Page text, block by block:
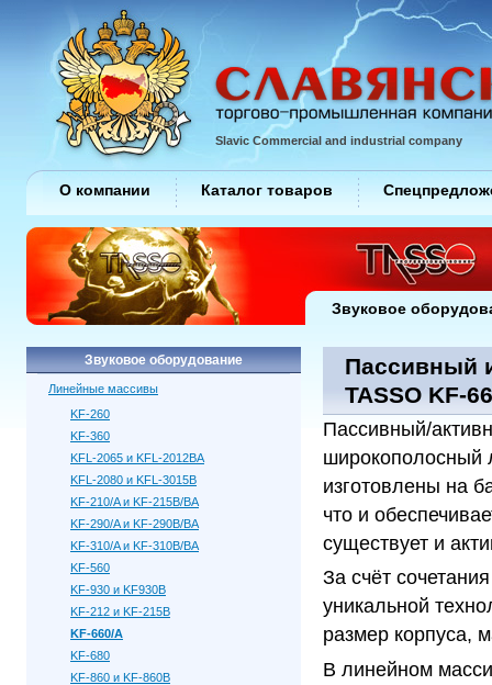
Пассивный
TASSO KF-
Пассивный/
широкополосный
изготовлены на
что и
существует и
За счёт
уникальной
размер корпуса,
В линейном
Звуковое оборудование
Линейные массивы
KF-260
KF-360
KFL-2065 и KFL-2012BA
KFL-2080 и KFL-3015B
KF-210/A и KF-215B/BA
KF-290/A и KF-290B/BA
KF-310/A и KF-310B/BA
KF-560
KF-930 и KF930B
KF-212 и KF-215B
KF-660/A
KF-680
KF-860 и KF-860B
Slavic Commercial and industrial company
О компании Каталог товаров
Звуковое